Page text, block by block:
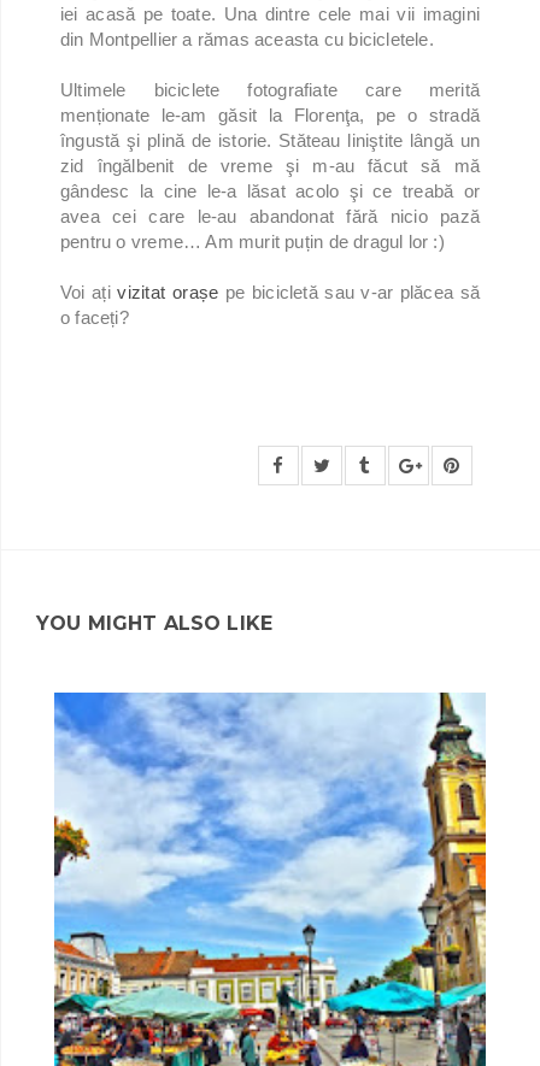
iei acasă pe toate. Una dintre cele mai vii imagini
din Montpellier a rămas aceasta cu bicicletele.
Ultimele biciclete fotografiate care merită
menționate le-am găsit la Florenţa, pe o stradă
îngustă şi plină de istorie. Stăteau liniştite lângă un
zid îngălbenit de vreme şi m-au făcut să mă
gândesc la cine le-a lăsat acolo şi ce treabă or
avea cei care le-au abandonat fără nicio pază
pentru o vreme… Am murit puțin de dragul lor :)
Voi ațivizitat orașe pe bicicletă sau v-ar plăcea să
o faceți?
YOU MIGHT ALSO LIKE